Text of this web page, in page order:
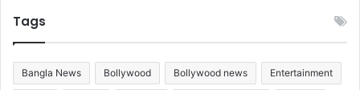
Tags
Bangla News Bollywood Bollywood news Entertainment